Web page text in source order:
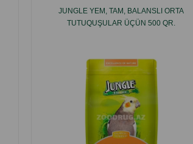
JUNGLE YEM, TAM, BALANSLI ORTA
TUTUQUŞULAR ÜÇÜN 500 QR.